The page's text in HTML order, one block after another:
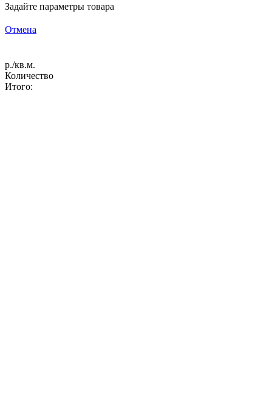
Задайте параметры товара
Отмена
р./кв.м.
Количество
Итого: